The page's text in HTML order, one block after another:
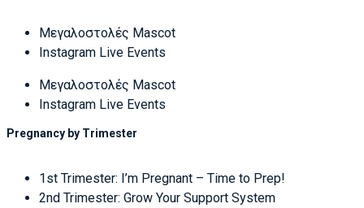
Μεγαλοστολές Mascot
Instagram Live Events
Μεγαλοστολές Mascot
Instagram Live Events
Pregnancy by Trimester
1st Trimester: I’m Pregnant – Time to Prep!
2nd Trimester: Grow Your Support System